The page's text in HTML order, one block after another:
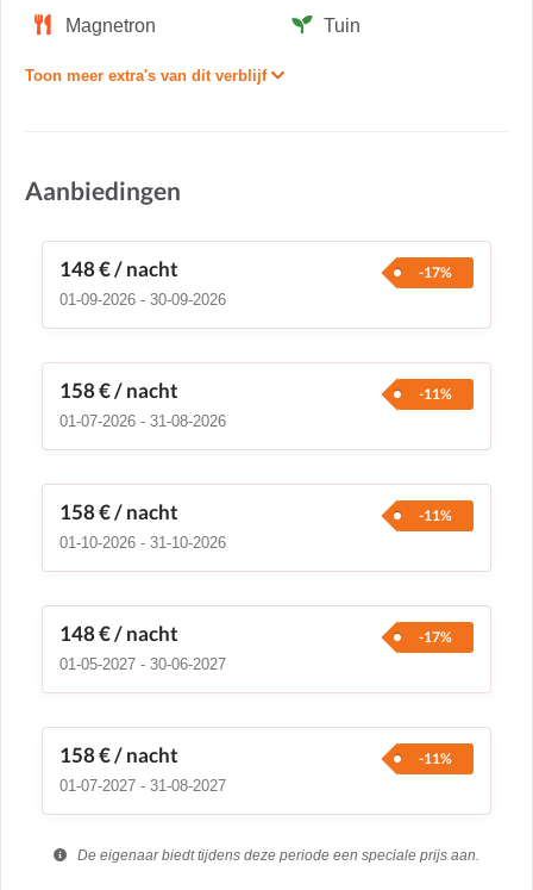
Magnetron Tuin
Toon meer extra's van dit verblijf
Aanbiedingen
148 €/ nacht
-17%
01-09-2026 - 30-09-2026
158 €/ nacht
-11%
01-07-2026 - 31-08-2026
158 €/ nacht
-11%
01-10-2026 - 31-10-2026
148 €/ nacht
-17%
01-05-2027 - 30-06-2027
158 €/ nacht
-11%
01-07-2027 - 31-08-2027
De eigenaar biedt tijdens deze periode een speciale prijs aan.